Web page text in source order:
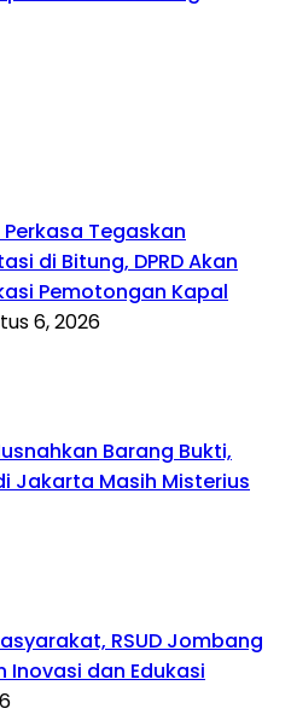
Tegaskan
di Bitung, DPRD Akan
Pemotongan Kapal
6, 2026
Barang Bukti,
Jakarta Masih Misterius
RSUD Jombang
Inovasi dan Edukasi